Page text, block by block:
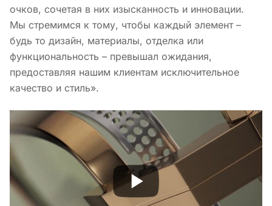
очков, сочетая в них изысканность и инновации.
Мы стремимся к тому, чтобы каждый элемент –
будь то дизайн, материалы, отделка или
функциональность – превышал ожидания,
предоставляя нашим клиентам исключительное
качество и стиль».